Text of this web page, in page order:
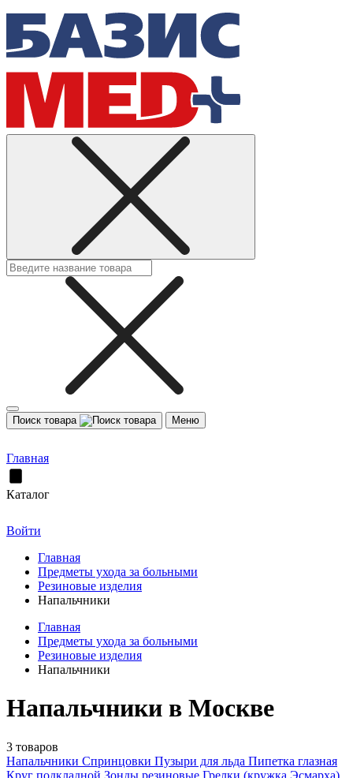
Поиск товара Меню
Главная
Каталог
Войти
Главная
Предметы ухода за больными
Резиновые изделия
Напальчники
Главная
Предметы ухода за больными
Резиновые изделия
Напальчники
Напальчники в Москве
3 товаров
Напальчники Спринцовки Пузыри для льда Пипетка глазная
Круг подкладной Зонды резиновые Грелки (кружка Эсмарха)